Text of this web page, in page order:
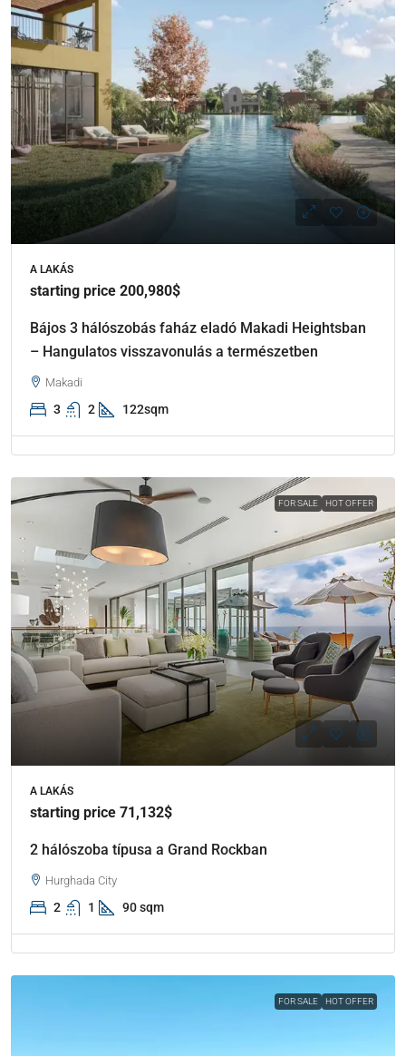
A LAKÁS
starting price 200,980$
Bájos 3 hálószobás faház eladó Makadi Heightsban
– Hangulatos visszavonulás a természetben
Makadi
3 2 122sqm
FOR SALE HOT OFFER
A LAKÁS
starting price 71,132$
2 hálószoba típusa a Grand Rockban
Hurghada City
2 1 90 sqm
FOR SALE HOT OFFER